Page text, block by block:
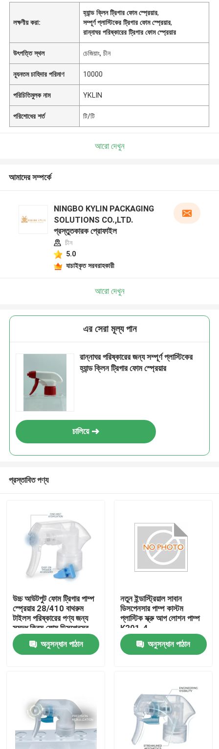
পণ্য
লক্ষণীয় করা:
হ্যান্ড ক্লিন ট্রিগার ফোম স্প্রেয়ার,
সম্পূর্ণ প্লাস্টিকের ট্রিগার ফোম স্প্রেয়ার,
রান্নাঘর পরিষ্কারের ট্রিগার ফোম স্প্রেয়ার
উৎপত্তি স্থল চেজিয়াং, চীন
ন্যূনতম চাহিদার পরিমাণ 10000
পরিচিতিমুলক নাম YKLIN
পরিশোধের শর্ত টি/টি
আরো দেখুন
আমাদের সম্পর্কে
NINGBO KYLIN PACKAGING
SOLUTIONS CO.,LTD.
প্রস্তুতকারক প্রোফাইল
চীন
5.0
যাচাইকৃত সরবরাহকারী
আরো দেখুন
এর সেরা মূল্য পান
রান্নাঘর পরিষ্কারের জন্য সম্পূর্ণ প্লাস্টিকের
হ্যান্ড ক্লিন ট্রিগার ফোম স্প্রেয়ার
চালিয়ে
প্রস্তাবিত পণ্য
উচ্চ আউটপুট ফোম ট্রিগার পাম্প
স্প্রেয়ার 28/410 বাথরুম
টাইলস পরিষ্কারের পণ্য জন্য
সমৃদ্ধ ক্রিম ফোম ডিসপেনসর
অনুসন্ধান পাঠান
নতুন ইন্ডাস্ট্রিয়াল সাবান
ডিসপেনসার পাম্প কাস্টম
প্লাস্টিক স্ক্রু আপ লোশন পাম্প
K201-4
অনুসন্ধান পাঠান